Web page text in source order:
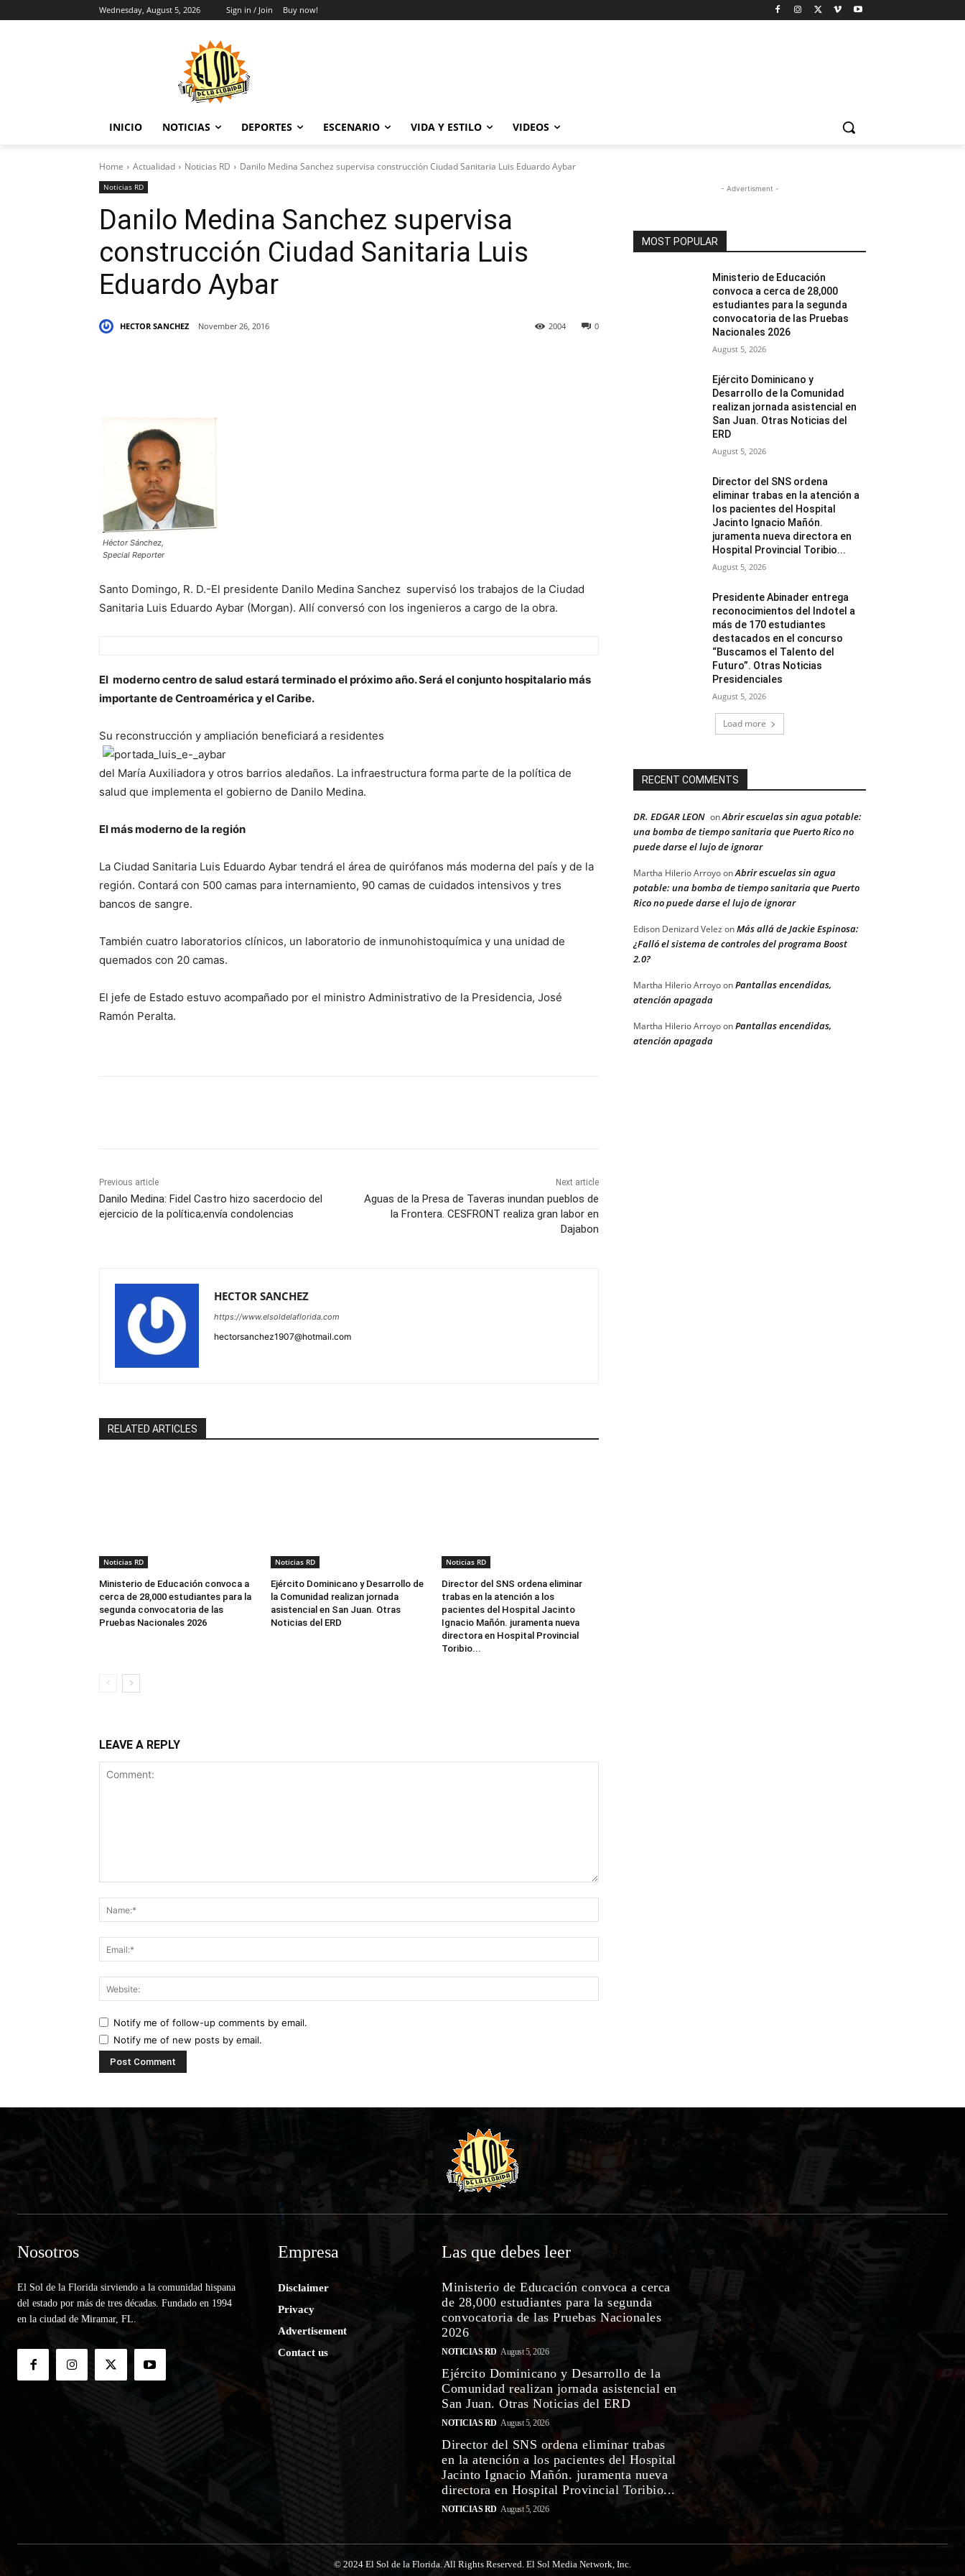
Wednesday, August 5, 2026 Sign in / Join Buy now!
INICIO NOTICIAS DEPORTES ESCENARIO VIDA Y ESTILO VIDEOS
Home Actualidad Noticias RD Danilo Medina Sanchez supervisa construcción Ciudad Sanitaria Luis Eduardo Aybar
Noticias RD
Danilo Medina Sanchez supervisa
construcción Ciudad Sanitaria Luis
Eduardo Aybar
HECTOR SANCHEZ November 26, 2016 0
2004
Héctor Sánchez,
Special Reporter
Santo Domingo, R. D.-El presidente Danilo Medina Sanchez supervisó los trabajos de la Ciudad
Sanitaria Luis Eduardo Aybar (Morgan). Allí conversó con los ingenieros a cargo de la obra.
El moderno centro de salud estará terminado el próximo año. Será el conjunto hospitalario más
importante de Centroamérica y el Caribe.
Su reconstrucción y ampliación beneficiará a residentes
del María Auxiliadora y otros barrios aledaños. La infraestructura forma parte de la política de
salud que implementa el gobierno de Danilo Medina.
El más moderno de la región
La Ciudad Sanitaria Luis Eduardo Aybar tendrá el área de quirófanos más moderna del país y de la
región. Contará con 500 camas para internamiento, 90 camas de cuidados intensivos y tres
bancos de sangre.
También cuatro laboratorios clínicos, un laboratorio de inmunohistoquímica y una unidad de
quemados con 20 camas.
El jefe de Estado estuvo acompañado por el ministro Administrativo de la Presidencia, José
Ramón Peralta.
Previous article
Danilo Medina: Fidel Castro hizo sacerdocio del
ejercicio de la política;envía condolencias
Next article
Aguas de la Presa de Taveras inundan pueblos de
la Frontera. CESFRONT realiza gran labor en
Dajabon
HECTOR SANCHEZ
https://www.elsoldelaflorida.com
hectorsanchez1907@hotmail.com
RELATED ARTICLES
Noticias RD
Ministerio de Educación convoca a
cerca de 28,000 estudiantes para la
segunda convocatoria de las
Pruebas Nacionales 2026
Noticias RD
Ejército Dominicano y Desarrollo de
la Comunidad realizan jornada
asistencial en San Juan. Otras
Noticias del ERD
Noticias RD
Director del SNS ordena eliminar
trabas en la atención a los
pacientes del Hospital Jacinto
Ignacio Mañón. juramenta nueva
directora en Hospital Provincial
Toribio...
LEAVE A REPLY
Notify me of follow-up comments by email.
Notify me of new posts by email.
- Advertisment -
MOST POPULAR
Ministerio de Educación
convoca a cerca de 28,000
estudiantes para la segunda
convocatoria de las Pruebas
Nacionales 2026
August 5, 2026
Ejército Dominicano y
Desarrollo de la Comunidad
realizan jornada asistencial en
San Juan. Otras Noticias del
ERD
August 5, 2026
Director del SNS ordena
eliminar trabas en la atención a
los pacientes del Hospital
Jacinto Ignacio Mañón.
juramenta nueva directora en
Hospital Provincial Toribio...
August 5, 2026
Presidente Abinader entrega
reconocimientos del Indotel a
más de 170 estudiantes
destacados en el concurso
“Buscamos el Talento del
Futuro”. Otras Noticias
Presidenciales
August 5, 2026
Load more
RECENT COMMENTS
DR. EDGAR LEON onAbrir escuelas sin agua potable:
una bomba de tiempo sanitaria que Puerto Rico no
puede darse el lujo de ignorar
Martha Hilerio ArroyoonAbrir escuelas sin agua
potable: una bomba de tiempo sanitaria que Puerto
Rico no puede darse el lujo de ignorar
Edison Denizard Velez onMás allá de Jackie Espinosa:
¿Falló el sistema de controles del programa Boost
2.0?
Martha Hilerio ArroyoonPantallas encendidas,
atención apagada
Martha Hilerio ArroyoonPantallas encendidas,
atención apagada
Nosotros
El Sol de la Florida sirviendo a la comunidad hispana
del estado por más de tres décadas. Fundado en 1994
en la ciudad de Miramar, FL.
Empresa
Disclaimer
Privacy
Advertisement
Contact us
Las que debes leer
Ministerio de Educación convoca a cerca
de 28,000 estudiantes para la segunda
convocatoria de las Pruebas Nacionales
2026
NOTICIAS RD August 5, 2026
Ejército Dominicano y Desarrollo de la
Comunidad realizan jornada asistencial en
San Juan. Otras Noticias del ERD
NOTICIAS RD August 5, 2026
Director del SNS ordena eliminar trabas
en la atención a los pacientes del Hospital
Jacinto Ignacio Mañón. juramenta nueva
directora en Hospital Provincial Toribio...
NOTICIAS RD August 5, 2026
© 2024 El Sol de la Florida. All Rights Reserved. El Sol Media Network, Inc.